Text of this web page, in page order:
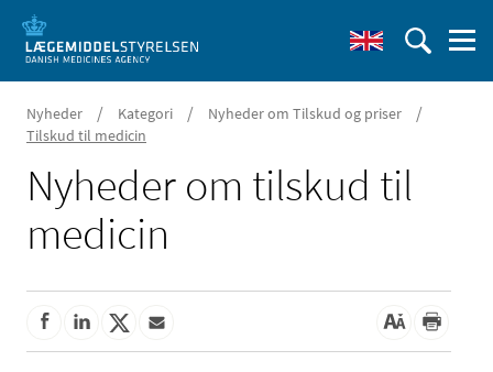
Nyheder / Kategori / Nyheder om Tilskud og priser /
Tilskud til medicin
Nyheder om tilskud til
medicin